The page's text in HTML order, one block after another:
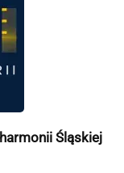
Śląskiej